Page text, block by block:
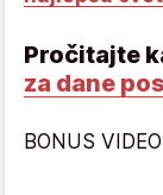
Pročitajte
za dane
BONUS VIDEO